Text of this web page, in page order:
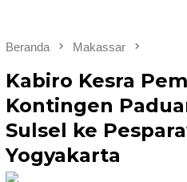
Beranda Makassar
Kabiro Kesra
Kontingen
Sulsel ke
Yogyakarta